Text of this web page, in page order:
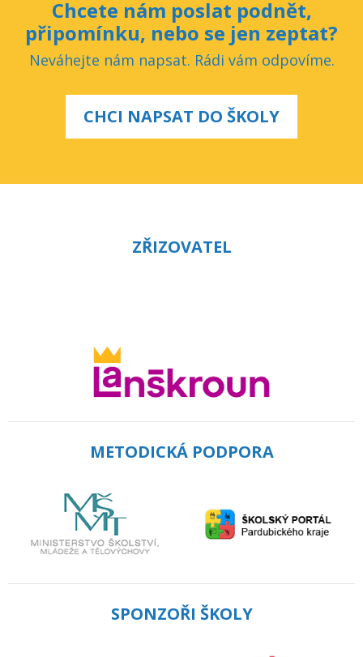
Chcete nám poslat podnět,
připomínku, nebo se jen zeptat?
Neváhejte nám napsat. Rádi vám odpovíme.
CHCI NAPSAT DO ŠKOLY
ZŘIZOVATEL
METODICKÁ PODPORA
SPONZOŘI ŠKOLY